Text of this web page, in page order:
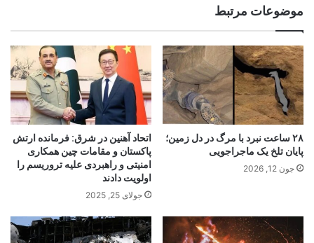
موضوعات مرتبط
۲۸ ساعت نبرد با مرگ در دل زمین؛
پایان تلخ یک ماجرا‌جویی
جون 12, 2026
اتحاد آهنین در شرق: فرمانده ارتش
پاکستان و مقامات چین همکاری
امنیتی و راهبردی علیه تروریسم را
اولویت دادند
جولای 25, 2025